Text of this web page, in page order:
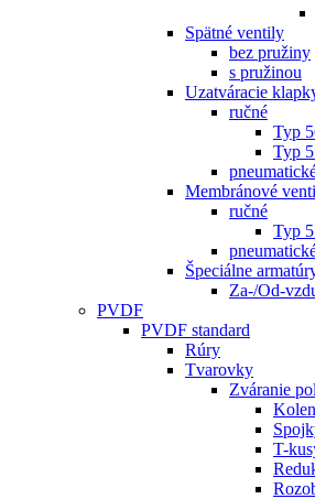
Spätné ventily
bez pružiny
s pružinou
Uzatváracie
ručné
Typ
Typ
Membránové
ručné
Typ
Špeciálne
Za-/Od-
PVDF
PVDF standard
Rúry
Tvarovky
Zváranie
T-